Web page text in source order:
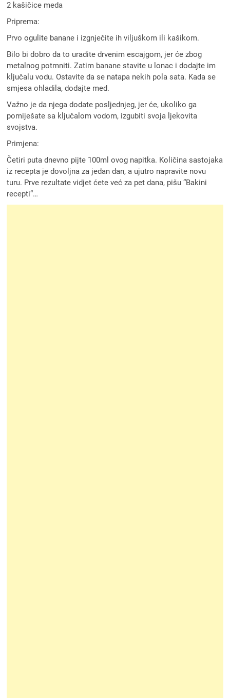
2 kašičice meda
Priprema:
Prvo ogulite banane i izgnječite ih viljuškom ili kašikom.
Bilo bi dobro da to uradite drvenim escajgom, jer će zbog
metalnog potmniti. Zatim banane stavite u lonac i dodajte im
ključalu vodu. Ostavite da se natapa nekih pola sata. Kada se
smjesa ohladila, dodajte med.
Važno je da njega dodate posljednjeg, jer će, ukoliko ga
pomiješate sa ključalom vodom, izgubiti svoja ljekovita
svojstva.
Primjena:
Četiri puta dnevno pijte 100ml ovog napitka. Količina sastojaka
iz recepta je dovoljna za jedan dan, a ujutro napravite novu
turu. Prve rezultate vidjet ćete već za pet dana, pišu “Bakini
recepti“…